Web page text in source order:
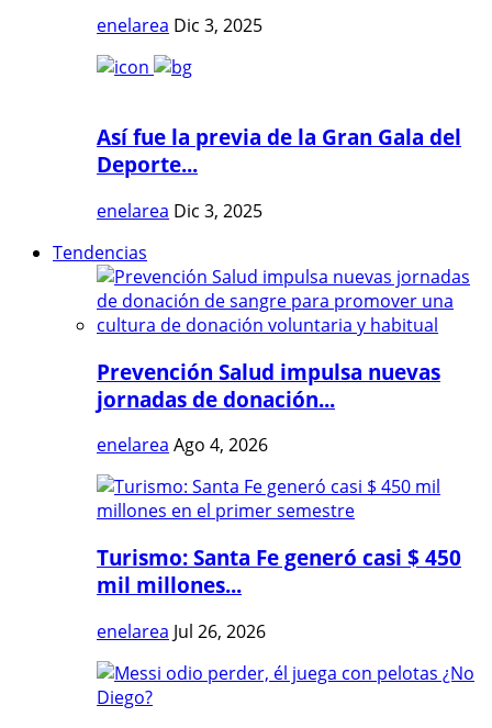
enelarea Dic 3, 2025
Así fue la previa de la Gran Gala del
Deporte...
enelarea Dic 3, 2025
Tendencias
Prevención Salud impulsa nuevas
jornadas de donación...
enelarea Ago 4, 2026
Turismo: Santa Fe generó casi $ 450
mil millones...
enelarea Jul 26, 2026